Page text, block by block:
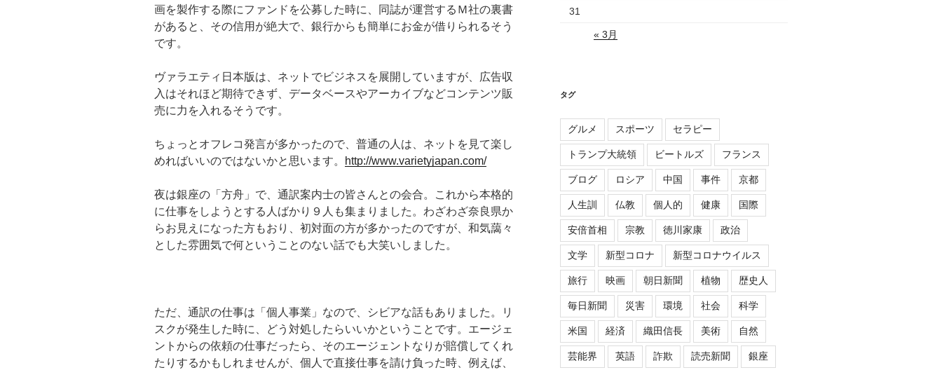
画を製作する際にファンドを公募した時に、同誌が運営するＭ社の裏書
があると、その信用が絶大で、銀行からも簡単にお金が借りられるそう
です。
ヴァラエティ日本版は、ネットでビジネスを展開していますが、広告収
入はそれほど期待できず、データベースやアーカイブなどコンテンツ販
売に力を入れるそうです。
ちょっとオフレコ発言が多かったので、普通の人は、ネットを見て楽し
めればいいのではないかと思います。
http://www.varietyjapan.com/
夜は銀座の「方舟」で、通訳案内士の皆さんとの会合。これから本格的
に仕事をしようとする人ばかり９人も集まりました。わざわざ奈良県か
らお見えになった方もおり、初対面の方が多かったのですが、和気藹々
とした雰囲気で何ということのない話でも大笑いしました。
ただ、通訳の仕事は「個人事業」なので、シビアな話もありました。リ
スクが発生した時に、どう対処したらいいかということです。エージェ
ントからの依頼の仕事だったら、そのエージェントなりが賠償してくれ
たりするかもしれませんが、個人で直接仕事を請け負った時、例えば、
31
« 3月
タグ
グルメ スポーツ セラピー
トランプ大統領 ビートルズ フランス
ブログ ロシア 中国 事件 京都
人生訓 仏教 個人的 健康 国際
安倍首相 宗教 徳川家康 政治
文学 新型コロナ 新型コロナウイルス
旅行 映画 朝日新聞 植物 歴史人
毎日新聞 災害 環境 社会 科学
米国 経済 織田信長 美術 自然
芸能界 英語 詐欺 読売新聞 銀座